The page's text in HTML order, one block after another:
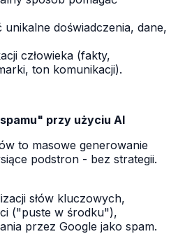
doświadczenia, dane,
człowieka (fakty,
ton komunikacji).
przy użyciu AI
to masowe generowanie
podstron - bez strategii.
słów kluczowych,
("puste w środku"),
przez Google jako spam.